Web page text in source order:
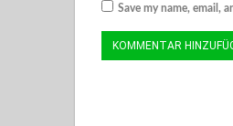
Save my name, email,